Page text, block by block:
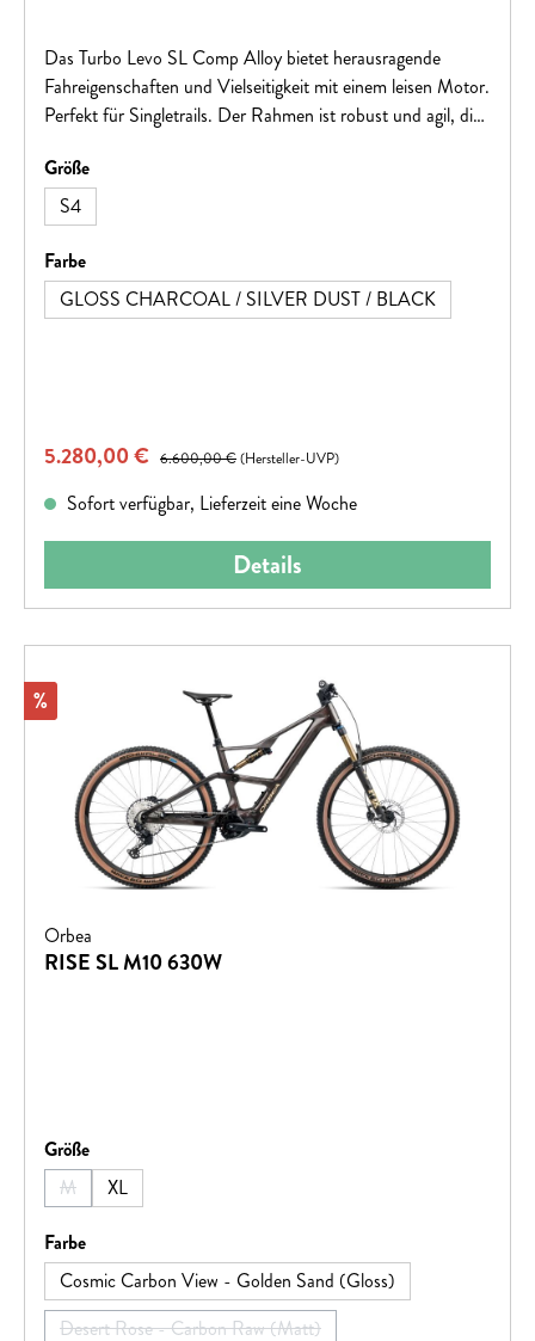
Das Turbo Levo SL Comp Alloy bietet herausragende
Fahreigenschaften und Vielseitigkeit mit einem leisen Motor.
Perfekt für Singletrails. Der Rahmen ist robust und agil, die
Mit verschiedenen Laufradgrößen und einem
leistungsstarken Motor bietet das Levo SL Alloy eine
beeindruckende Reichweite und Fahrleistung. Mit der
MasterMind TCU und der Specialized App kannst du das
Bike individuell anpassen.
Größeauswählen
S4
Farbeauswählen
GLOSS CHARCOAL / SILVER DUST / BLACK
Verkaufspreis:
5.280,00 € Regulärer Preis:
6.600,00 €(Hersteller-UVP)
Sofort verfügbar, Lieferzeit eine Woche
Details
Rabatt
%
Orbea
RISE SL M10 630W
Größeauswählen
M
(Diese Option ist zurzeit nicht verfügbar.)
XL
Farbeauswählen
Cosmic Carbon View - Golden Sand (Gloss)
Desert Rose - Carbon Raw (Matt)